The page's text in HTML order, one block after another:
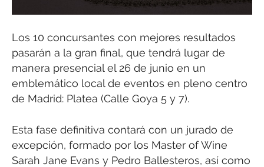
Los 10 concursantes con mejores resultados
pasarán a la gran final, que tendrá lugar de
manera presencial el 26 de junio en un
emblemático local de eventos en pleno centro
de Madrid: Platea (Calle Goya 5 y 7).
Esta fase definitiva contará con un jurado de
excepción, formado por los Master of Wine
Sarah Jane Evans y Pedro Ballesteros, así como